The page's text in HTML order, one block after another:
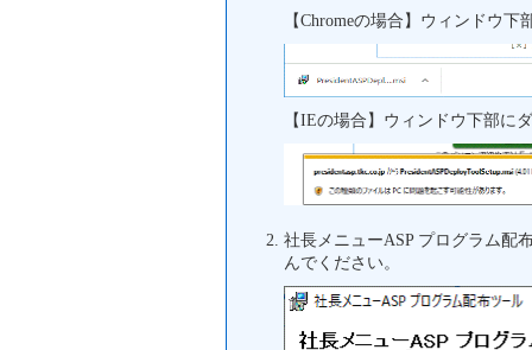
【Chromeの場合】ウィンドウ
【IEの場合】ウィンドウ下部に
社長メニューASP プログラム配
んでください。